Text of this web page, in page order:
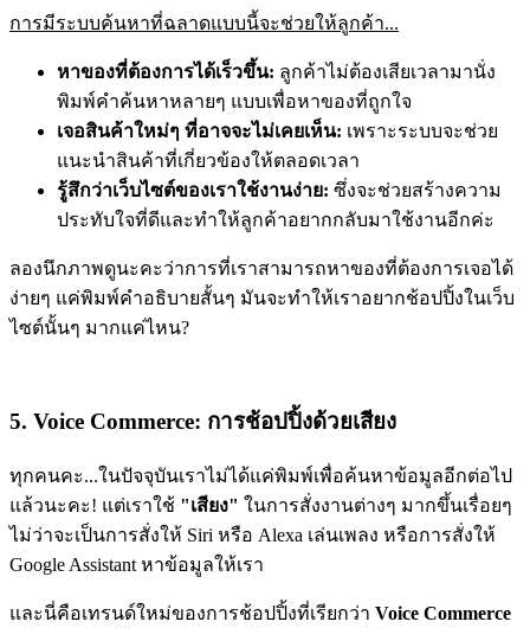
การมีระบบค้นหาที่ฉลาดแบบนี้จะช่วยให้ลูกค้า...
หาของที่ต้องการได้เร็วขึ้น: ลูกค้าไม่ต้องเสียเวลามานั่ง
พิมพ์คำค้นหาหลายๆ แบบเพื่อหาของที่ถูกใจ
เจอสินค้าใหม่ๆ ที่อาจจะไม่เคยเห็น: เพราะระบบจะช่วย
แนะนำสินค้าที่เกี่ยวข้องให้ตลอดเวลา
รู้สึกว่าเว็บไซต์ของเราใช้งานง่าย: ซึ่งจะช่วยสร้างความ
ประทับใจที่ดีและทำให้ลูกค้าอยากกลับมาใช้งานอีกค่ะ
ลองนึกภาพดูนะคะว่าการที่เราสามารถหาของที่ต้องการเจอได้
ง่ายๆ แค่พิมพ์คำอธิบายสั้นๆ มันจะทำให้เราอยากช้อปปิ้งในเว็บ
ไซต์นั้นๆ มากแค่ไหน?
5. Voice Commerce: การช้อปปิ้งด้วยเสียง
ทุกคนคะ...ในปัจจุบันเราไม่ได้แค่พิมพ์เพื่อค้นหาข้อมูลอีกต่อไป
แล้วนะคะ! แต่เราใช้ "เสียง" ในการสั่งงานต่างๆ มากขึ้นเรื่อยๆ
ไม่ว่าจะเป็นการสั่งให้ Siri หรือ Alexa เล่นเพลง หรือการสั่งให้
Google Assistant หาข้อมูลให้เรา
และนี่คือเทรนด์ใหม่ของการช้อปปิ้งที่เรียกว่า Voice Commerce